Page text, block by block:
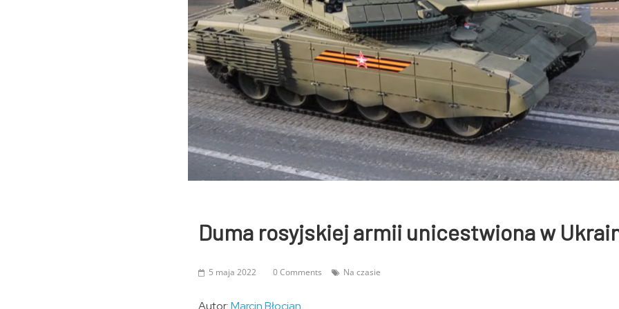
Duma rosyjskiej armii unicestwiona w
5 maja 2022 0 Comments Na czasie
Autor:Marcin Błocian